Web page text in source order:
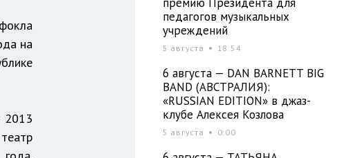
на
2013
педагогов музыкальных
учреждений
5 августа 18:54
6 августа — DAN BARNETT BIG
BAND (АВСТРАЛИЯ):
«RUSSIAN EDITION» в джаз-
клубе Алексея Козлова
5 августа 0:00